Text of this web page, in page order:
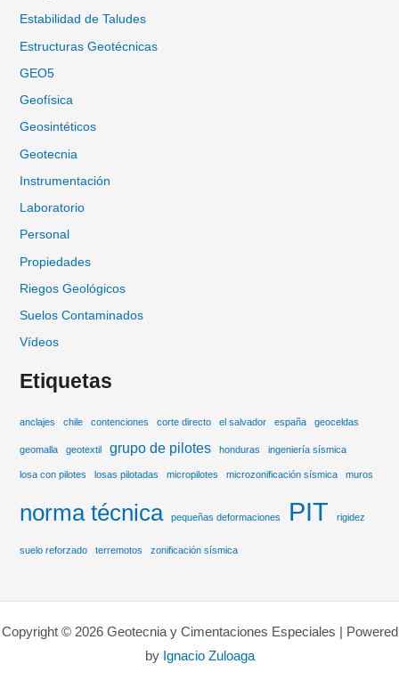
Estabilidad de Taludes
Estructuras Geotécnicas
GEO5
Geofísica
Geosintéticos
Geotecnia
Instrumentación
Laboratorio
Personal
Propiedades
Riegos Geológicos
Suelos Contaminados
Vídeos
Etiquetas
anclajes chile contenciones corte directo el salvador españa geoceldas
geomalla geotextil grupo de pilotes honduras ingeniería sísmica
losa con pilotes losas pilotadas micropilotes microzonificación sísmica muros
norma técnica pequeñas deformaciones PIT rigidez
suelo reforzado terremotos zonificación sísmica
Copyright © 2026 Geotecnia y Cimentaciones Especiales | Powered
by Ignacio Zuloaga